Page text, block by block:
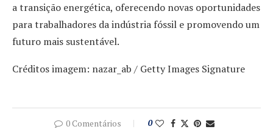
a transição energética, oferecendo novas oportunidades
para trabalhadores da indústria fóssil e promovendo um
futuro mais sustentável.
Créditos imagem: nazar_ab / Getty Images Signature
0 Comentários 0